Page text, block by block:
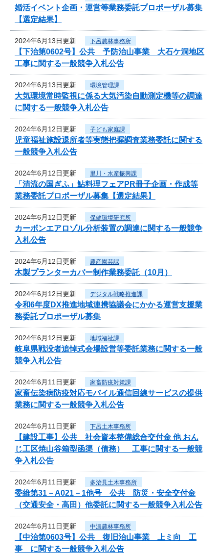
婚活イベント企画・運営等業務委託プロポーザル募集
【選定結果】
2024年6月13日更新 下呂農林事務所
【下治第0602号】公共 予防治山事業 大石ケ洞地区
工事に関する一般競争入札公告
2024年6月13日更新 環境管理課
大気環境常時監視に係る大気汚染自動測定機等の調達
に関する一般競争入札公告
2024年6月12日更新 子ども家庭課
児童福祉施設退所者等実態把握調査業務委託に関する
一般競争入札公告
2024年6月12日更新 里川・水産振興課
「清流の国ぎふ」鮎料理フェアPR冊子企画・作成等
業務委託プロポーザル募集【選定結果】
2024年6月12日更新 保健環境研究所
カーボンエアロゾル分析装置の調達に関する一般競争
入札公告
2024年6月12日更新 農産園芸課
木製プランターカバー制作業務委託（10月）
2024年6月12日更新 デジタル戦略推進課
令和6年度DX推進地域連携協議会にかかる運営支援業
務委託プロポーザル募集
2024年6月12日更新 地域福祉課
岐阜県戦没者追悼式会場設営等委託業務に関する一般
競争入札公告
2024年6月11日更新 家畜防疫対策課
家畜伝染病防疫対応モバイル通信回線サービスの提供
業務に関する一般競争入札公告
2024年6月11日更新 下呂土木事務所
【建設工事】公共 社会資本整備総合交付金 他 おん
じ工区焼山谷箱型函渠（債務） 工事に関する一般競
争入札公告
2024年6月11日更新 多治見土木事務所
委維第31－A021－1他号 公共 防災・安全交付金
（交通安全・高田）他委託に関する一般競争入札公告
2024年6月11日更新 中濃農林事務所
【中治第0603号】公共 復旧治山事業 上ミ向 工
事 に関する一般競争入札公告